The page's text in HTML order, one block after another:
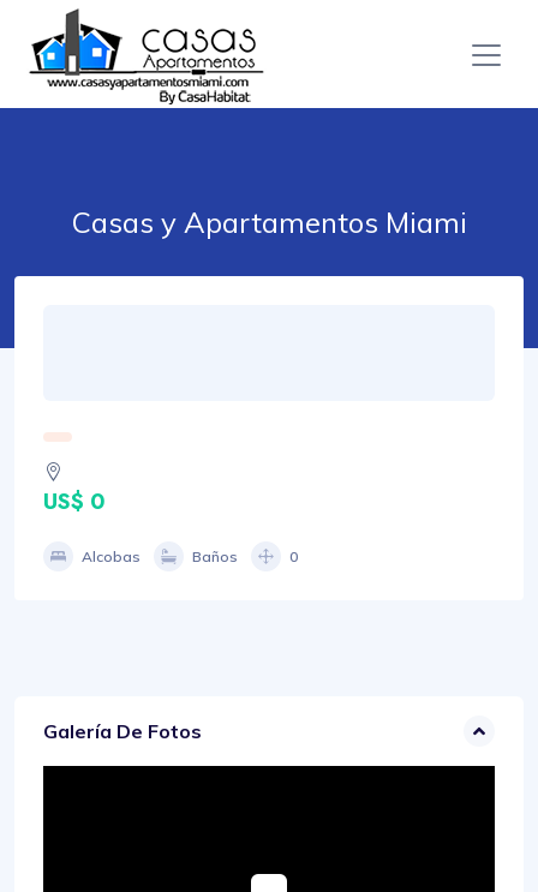
Casas y Apartamentos Miami
US$ 0
Alcobas Baños 0
Galería De Fotos